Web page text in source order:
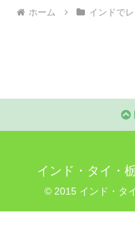
ホーム インドで
インド・タイ・
© 2015 インド・タ